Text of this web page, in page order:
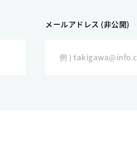
メールアドレス (非公開)